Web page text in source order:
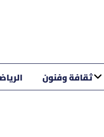
ثقافة وفنون